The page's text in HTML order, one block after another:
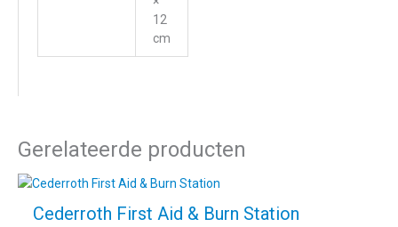
12
cm
Gerelateerde producten
Cederroth First Aid & Burn Station